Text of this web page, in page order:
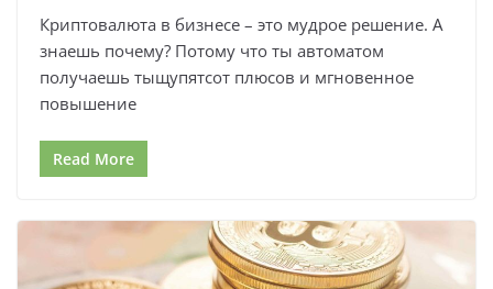
Криптовалюта в бизнесе – это мудрое решение. А
знаешь почему? Потому что ты автоматом
получаешь тыщупятсот плюсов и мгновенное
повышение
Read More